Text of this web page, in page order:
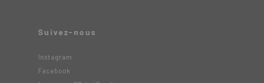
Suivez-nous
Instagram
Facebook